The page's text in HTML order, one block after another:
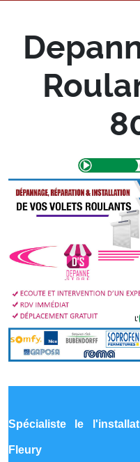
Spécialiste le
Fleury